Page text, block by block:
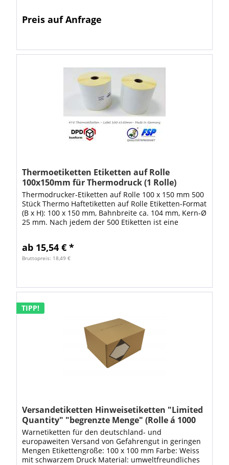
Preis auf Anfrage
Thermoetiketten Etiketten auf Rolle
100x150mm für Thermodruck (1 Rolle)
Thermodrucker-Etiketten auf Rolle 100 x 150 mm 500
Stück Thermo Haftetiketten auf Rolle Etiketten-Format
(B x H): 100 x 150 mm, Bahnbreite ca. 104 mm, Kern-Ø
25 mm. Nach jedem der 500 Etiketten ist eine
ab 15,54 € *
Bruttopreis: 18,49 €
TIPP!
Versandetiketten Hinweisetiketten "Limited
Quantity" "begrenzte Menge" (Rolle á 1000
St. Etiketten)
Warnetiketten für den deutschland- und
europaweiten Versand von Gefahrengut in geringen
Mengen Etikettengröße: 100 x 100 mm Farbe: Weiss
mit schwarzem Druck Material: umweltfreundliches